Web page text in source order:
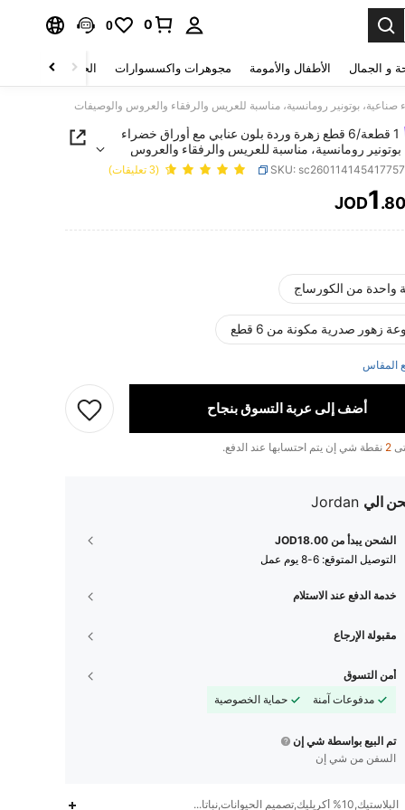
0
0
و الجمال الأطفال والأمومة مجوهرات واكسسوارات الحقائب والأمتعة
1 قطعة/6 قطع زهرة وردة بلون عنابي مع أوراق خضراء
بوتونير رومانسية، مناسبة للعريس والرفقاء والعروس
SKU: (3 تعليقات)
PRICE AND JOD1.80
واحدة من الكورساج
زهور صدرية مكونة من 6 قطع
المقاس
أضف إلى عربة التسوق بنجاح
2 نقطة شي إن يتم احتسابها عند الدفع.
الي Jordan
الشحن يبدأ من JOD18.00
التوصيل المتوقع: 6-8 يوم عمل
خدمة الدفع عند الاستلام
مقبولة الإرجاع
أمن التسوق
مدفوعات آمنة
حماية الخصوصية
تم البيع بواسطة شي إن
السفن من شي إن
البلاستيك,10% أكريليك,تصميم الحيوانات,نباتات